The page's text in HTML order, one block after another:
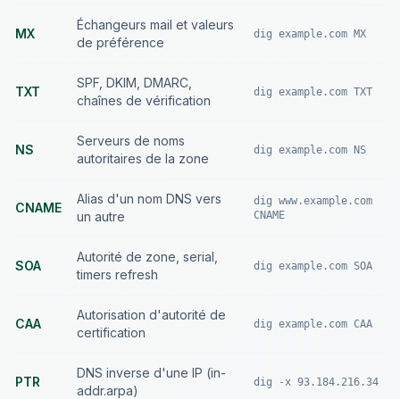
MX
Échangeurs mail et valeurs
de préférence
dig example.com MX
TXT
SPF, DKIM, DMARC,
chaînes de vérification
dig example.com TXT
NS
Serveurs de noms
autoritaires de la zone
dig example.com NS
CNAME
Alias d'un nom DNS vers
un autre
dig www.example.com
CNAME
SOA
Autorité de zone, serial,
timers refresh
dig example.com SOA
CAA
Autorisation d'autorité de
certification
dig example.com CAA
PTR
DNS inverse d'une IP (in-
addr.arpa)
dig -x 93.184.216.34